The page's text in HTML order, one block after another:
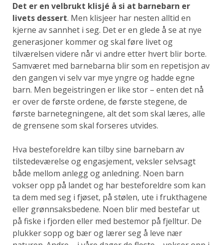
Det er en velbrukt klisjé å si at barnebarn er
livets dessert. Men klisjeer har nesten alltid en
kjerne av sannhet i seg. Det er en glede å se at nye
generasjoner kommer og skal føre livet og
tilværelsen videre når vi andre etter hvert blir borte.
Samværet med barnebarna blir som en repetisjon av
den gangen vi selv var mye yngre og hadde egne
barn. Men begeistringen er like stor – enten det nå
er over de første ordene, de første stegene, de
første barnetegningene, alt det som skal læres, alle
de grensene som skal forseres utvides.
Hva besteforeldre kan tilby sine barnebarn av
tilstedeværelse og engasjement, veksler selvsagt
både mellom anlegg og anledning. Noen barn
vokser opp på landet og har besteforeldre som kan
ta dem med seg i fjøset, på stølen, ute i frukthagene
eller grønnsaksbedene. Noen blir med bestefar ut
på fiske i fjorden eller med bestemor på fjelltur. De
plukker sopp og bær og lærer seg å leve nær